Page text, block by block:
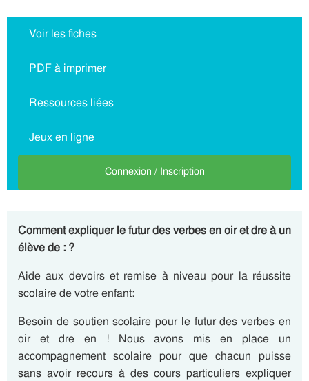
Voir les fiches
PDF à imprimer
Ressources liées
Jeux en ligne
Connexion / Inscription
Comment expliquer le futur des verbes en oir et dre à un
élève de : ?
Aide aux devoirs et remise à niveau pour la réussite
scolaire de votre enfant:
Besoin de soutien scolaire pour le futur des verbes en
oir et dre en ! Nous avons mis en place un
accompagnement scolaire pour que chacun puisse
sans avoir recours à des cours particuliers expliquer